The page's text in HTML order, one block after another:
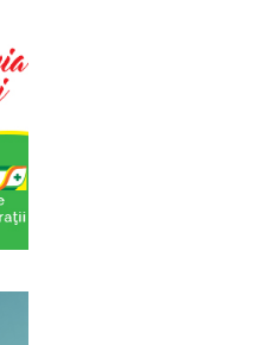
Maicanescu
woman show cu Simona
in romana; Spectacolul de inchidere
2017
stilizata de scriitori englezi
13 mai 2017 Sase scriitori britanici
romaneasca ...
un curs de Filosofie a vietii cotidiene,
I)
un curs de cultura generala muzicala
cu Universitatea Natio...